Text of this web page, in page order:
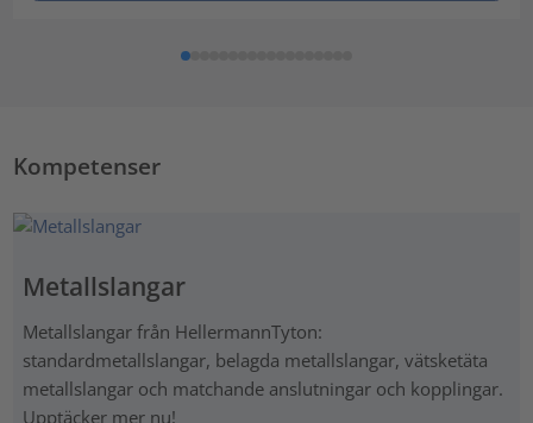
Kompetenser
Metallslangar
Metallslangar från HellermannTyton:
standardmetallslangar, belagda metallslangar, vätsketäta
metallslangar och matchande anslutningar och kopplingar.
Upptäcker mer nu!